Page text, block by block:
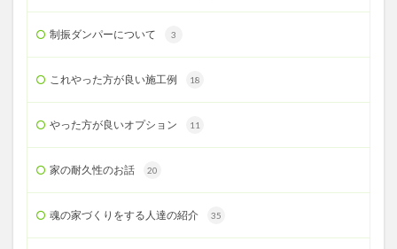
制振ダンパーについて 3
これやった方が良い施工例 18
やった方が良いオプション 11
家の耐久性のお話 20
魂の家づくりをする人達の紹介 35